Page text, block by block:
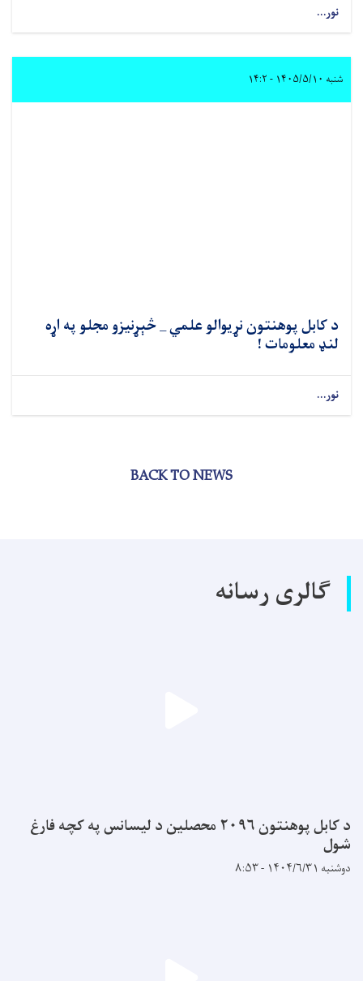
نور...
شنبه ۱۴۰۵/۵/۱۰ - ۱۴:۲
د کابل پوهنتون نړیوالو علمي _ څېړنیزو مجلو په اړه
لنډ معلومات !
نور...
BACK TO NEWS
گالری رسانه
د کابل پوهنتون ۲۰۹۶ محصلین د لیسانس په کچه فارغ
شول
دوشنبه ۱۴۰۴/۶/۳۱ - ۸:۵۳